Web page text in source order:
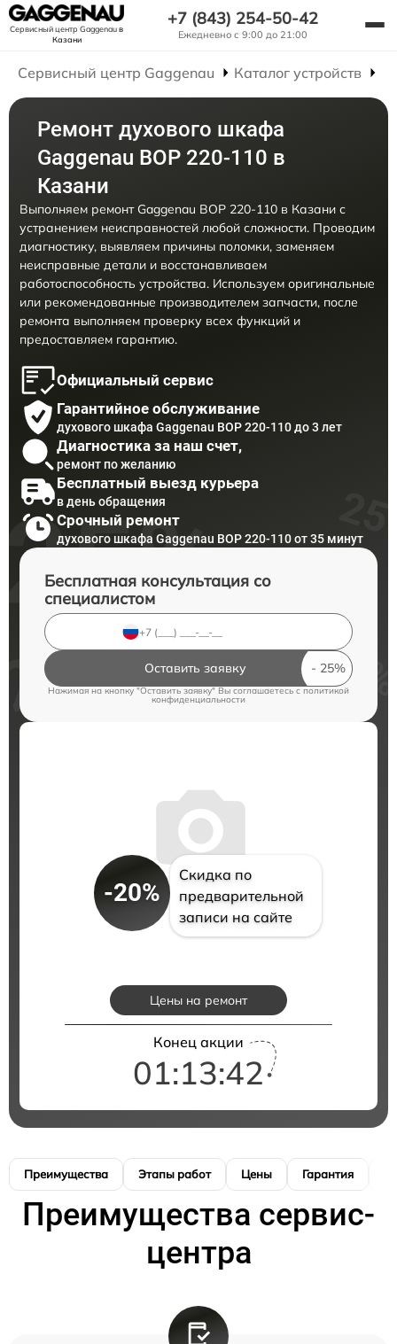
Сервисный центр Gaggenauв
Казани
+7 (843) 254-50-42
Ежедневно с 9:00 до 21:00
Сервисный центр Gaggenau Каталог устройств
Ремонт духового шкафа
Gaggenau BOP 220-110 в
Казани
Выполняем ремонт Gaggenau BOP 220-110 в Казани с
устранением неисправностей любой сложности. Проводим
диагностику, выявляем причины поломки, заменяем
неисправные детали и восстанавливаем
работоспособность устройства. Используем оригинальные
или рекомендованные производителем запчасти, после
ремонта выполняем проверку всех функций и
предоставляем гарантию.
Официальный сервис
Гарантийное обслуживание
духового шкафа Gaggenau BOP 220-110 до 3 лет
Диагностика за наш счет,
ремонт по желанию
Бесплатный выезд курьера
в день обращения
Срочный ремонт
духового шкафа Gaggenau BOP 220-110 от 35 минут
Бесплатная консультация со
специалистом
Оставить заявку
Нажимая на кнопку "Оставить заявку" Вы соглашаетесь c политикой
конфиденциальности
-20%
Скидка по
предварительной
записи на сайте
Цены на ремонт
Конец акции
01:13:41
Преимущества Этапы работ Цены Гарантия
Преимущества сервис-
центра